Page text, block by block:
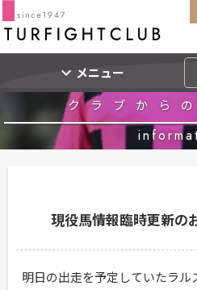
expand_more メニュー
クラブから
現役馬情報臨時更新の
明日の出走を予定していたラル